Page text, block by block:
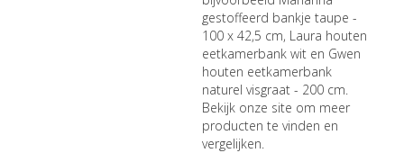
gestoffeerd bankje taupe -
100 x 42,5 cm, Laura houten
eetkamerbank witen Gwen
houten eetkamerbank
naturel visgraat - 200 cm.
Bekijk onze site om meer
producten te vinden en
vergelijken.